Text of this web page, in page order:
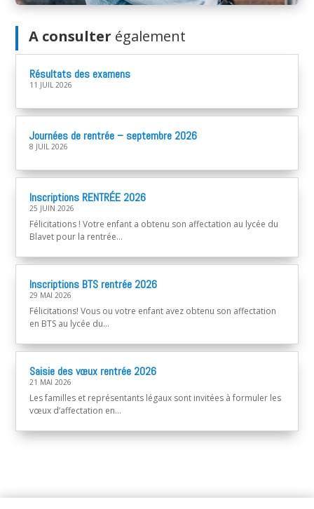
A consulter également
Résultats des examens
11 JUIL 2026
Journées de rentrée – septembre 2026
8 JUIL 2026
Inscriptions RENTRÉE 2026
25 JUIN 2026
Félicitations ! Votre enfant a obtenu son affectation au lycée du
Blavet pour la rentrée...
Inscriptions BTS rentrée 2026
29 MAI 2026
Félicitations! Vous ou votre enfant avez obtenu son affectation
en BTS au lycée du...
Saisie des vœux rentrée 2026
21 MAI 2026
Les familles et représentants légaux sont invitées à formuler les
vœux d’affectation en...